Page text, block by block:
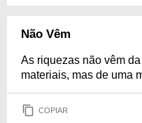
Não Vêm
As riquezas não vêm
materiais, mas de uma
COPIAR